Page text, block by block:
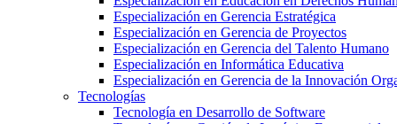
Especialización en Gerencia Estratégica
Especialización en Gerencia de Proyectos
Especialización en Gerencia del Talento Humano
Especialización en Informática Educativa
Especialización en Gerencia de la Innovación
Tecnologías
Tecnología en Desarrollo de Software